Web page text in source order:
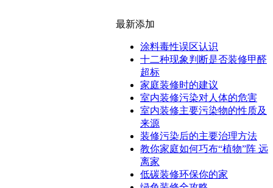
最新添加
涂料毒性误区认识
十二种现象判断是否装修甲醛
超标
家庭装修时的建议
室内装修污染对人体的危害
室内装修主要污染物的性质及
来源
装修污染后的主要治理方法
教你家庭如何巧布“植物”阵 远
离家
低碳装修环保你的家